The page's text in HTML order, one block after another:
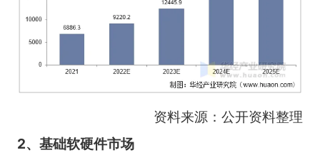
资料来源：公开资料整理
2、基础软硬件市场